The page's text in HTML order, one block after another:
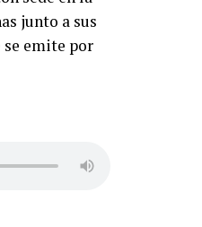
junto a sus
se emite por